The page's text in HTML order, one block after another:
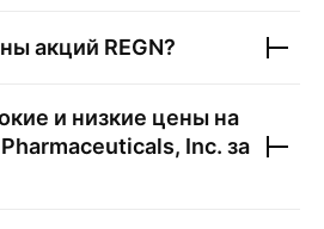
акций REGN?
и низкие цены на
Inc. за